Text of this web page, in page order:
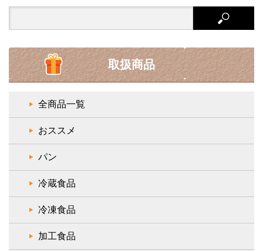
取扱商品
全商品一覧
おススメ
パン
冷蔵食品
冷凍食品
加工食品